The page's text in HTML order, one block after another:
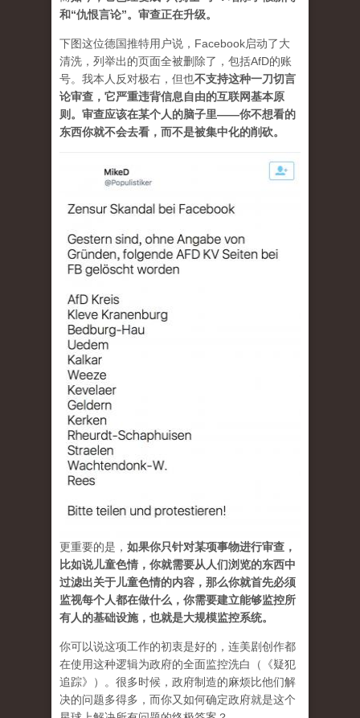
和“仇恨言论”。审查正在升级。
下图这位德国推特用户说，Facebook启动了大
清洗，列举出的页面全被删除了，包括AfD的账
号。我本人反对极右，但也不支持这种一刀切言
论审查，它严重违背信息自由的互联网基本原
则。审查应该在某个人的脑子里——你不想看的
东西你就不会去看，而不是被集中化的削砍。
更重要的是， 如果你只针对某项事物进行审查，
比如说儿童色情，你就需要从人们浏览的东西中
过滤出关于儿童色情的内容，那么你就首先必须
监视每个人都在做什么，你需要建立能够监控所
有人的基础设施，也就是大规模监控系统。
你可以说这项工作的初衷是好的，连美剧创作都
在使用这种逻辑为政府的全面监控洗白（《疑犯
追踪》）。很多时候，政府制造的麻烦比他们解
决的问题多得多，而你又如何确定政府就是这个